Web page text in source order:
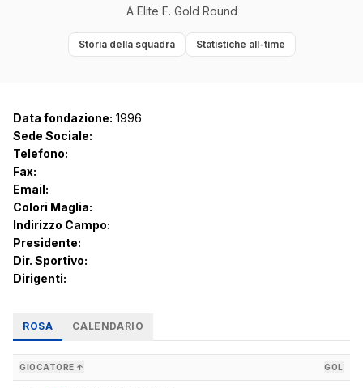
A Elite F. Gold Round
Storia della squadra Statistiche all-time
Data fondazione: 1996
Sede Sociale:
Telefono:
Fax:
Email:
Colori Maglia:
Indirizzo Campo:
Presidente:
Dir. Sportivo:
Dirigenti:
ROSA CALENDARIO
GIOCATORE ↑ GOL